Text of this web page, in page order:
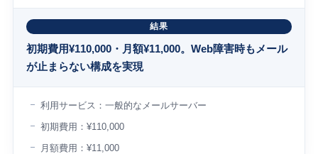
結果
初期費用¥110,000・月額¥11,000。Web障害時もメール
が止まらない構成を実現
利用サービス：一般的なメールサーバー
初期費用：¥110,000
月額費用：¥11,000